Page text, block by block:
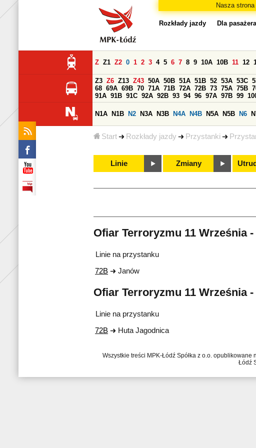
Nasza
Start Rozkłady jazdy Przystanki
Rozkłady jazdy Dla pasażera
Z Z1 Z2 0 1 2 3 4 5 6 7 8 9 10A 10B 11 12
Z3 Z6 Z13 Z43 50A 50B 51A 51B 52 53A 53C
68 69A 69B 70 71A 71B 72A 72B 73 75A 75B
91A 91B 91C 92A 92B 93 94 96 97A 97B 99
N1A N1B N2 N3A N3B N4A N4B N5A N5B N6
Linie Zmiany
Ofiar Terroryzmu 11 Września
Linie na przystanku
72B Janów
Ofiar Terroryzmu 11 Września
Linie na przystanku
72B Huta Jagodnica
Wszystkie treści MPK-Łódź Spółka z o.o.
Łódź